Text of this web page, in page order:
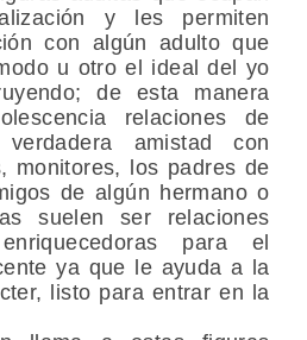
y les permiten
con algún adulto que
u otro el ideal del yo
de esta manera
relaciones de
amistad con
monitores, los padres de
de algún hermano o
suelen ser relaciones
para el
ya que le ayuda a la
listo para entrar en la